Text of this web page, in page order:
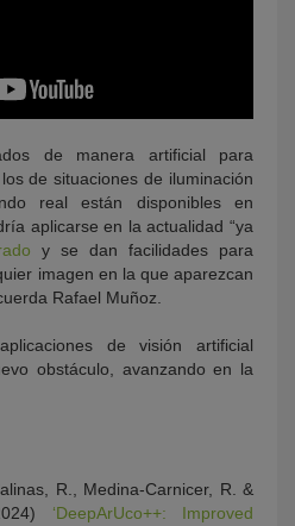
de manera artificial para
de situaciones de iluminación
real están disponibles en
aplicarse en la actualidad “ya
y se dan facilidades para
imagen en la que aparezcan
Rafael Muñoz.
de visión artificial
obstáculo, avanzando en la
R., Medina-Carnicer, R. &
‘DeepArUco++: Improved